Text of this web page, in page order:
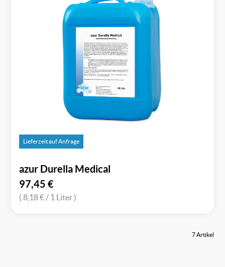
Lieferzeit auf Anfrage
azur Durella Medical
97,45 €
( 8,18 €/ 1 Liter )
7 Artikel